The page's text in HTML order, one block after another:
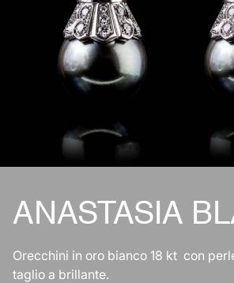
ANASTASIA
Orecchini in oro bianco 18 kt con
taglio a brillante.